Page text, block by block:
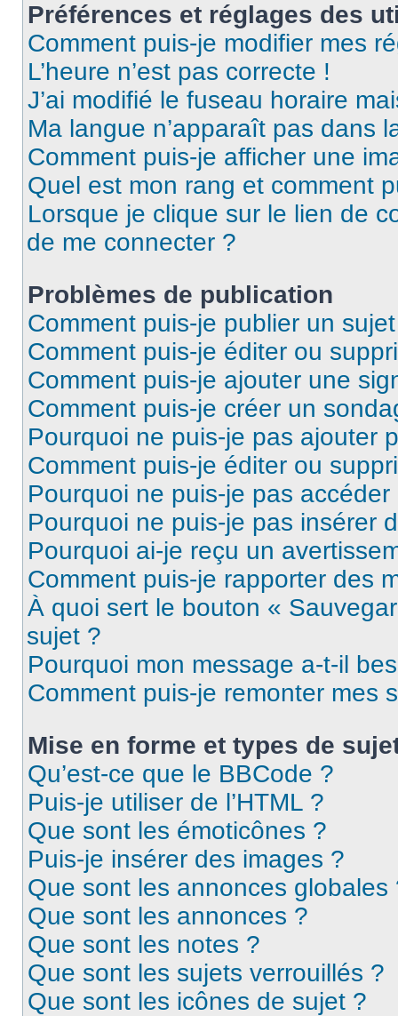
Préférences et réglages des
Comment puis-je modifier mes
L’heure n’est pas correcte !
J’ai modifié le fuseau horaire
Ma langue n’apparaît pas dans
Comment puis-je afficher une
Quel est mon rang et comment
Lorsque je clique sur le lien de
de me connecter ?
Problèmes de publication
Comment puis-je publier un
Comment puis-je éditer ou
Comment puis-je ajouter une
Comment puis-je créer un
Pourquoi ne puis-je pas ajouter
Comment puis-je éditer ou
Pourquoi ne puis-je pas
Pourquoi ne puis-je pas insérer
Pourquoi ai-je reçu un
Comment puis-je rapporter des
À quoi sert le bouton «
sujet ?
Pourquoi mon message a-t-il
Comment puis-je remonter mes
Mise en forme et types de
Qu’est-ce que le BBCode ?
Puis-je utiliser de l’HTML ?
Que sont les émoticônes ?
Puis-je insérer des images ?
Que sont les annonces globales
Que sont les annonces ?
Que sont les notes ?
Que sont les sujets verrouillés ?
Que sont les icônes de sujet ?